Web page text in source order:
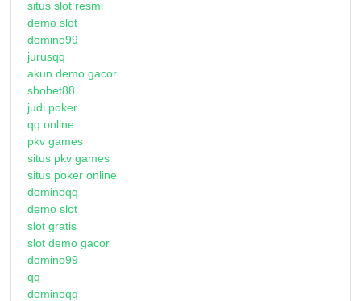
situs slot resmi
demo slot
domino99
jurusqq
akun demo gacor
sbobet88
judi poker
qq online
pkv games
situs pkv games
situs poker online
dominoqq
demo slot
slot gratis
slot demo gacor
domino99
qq
dominoqq